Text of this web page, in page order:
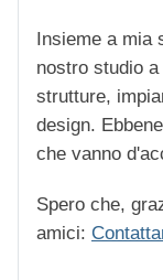
Insieme a mia
nostro studio
strutture,
design.
che vanno
Spero che,
amici: